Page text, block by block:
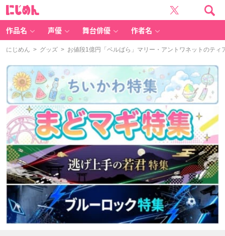
作品名 声優 舞台俳優 作者名
にじめん > グッズ > お値段1億円「ベルばら」マリー・アントワネットのティ